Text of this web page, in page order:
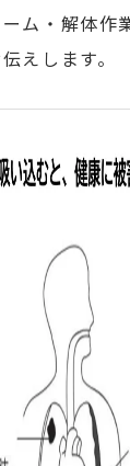
ム・解体作
えします。